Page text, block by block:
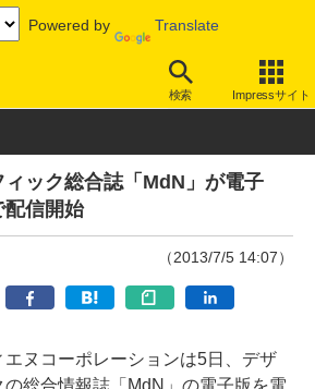
Powered by Translate
検索 Impressサイト
ック
ック総合誌「MdN」が電子
配信開始
（2013/7/5 14:07）
ヌコーポレーションは5日、デザ
総合情報誌「MdN」の電子版を電